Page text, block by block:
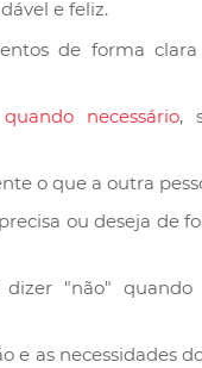
e feliz.
de forma
necessário,
o que a outra
ou deseja de
"não" quando
e as necessidades